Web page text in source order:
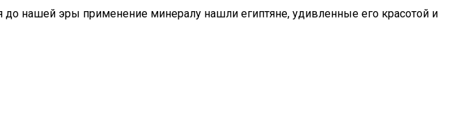
до нашей эры применение минералу нашли египтяне, удивленные его красотой и